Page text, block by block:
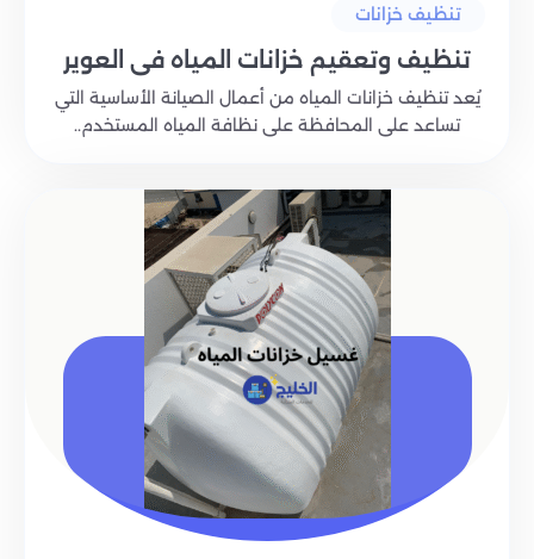
تنظيف خزانات
تنظيف وتعقيم خزانات المياه في العوير
يُعد تنظيف خزانات المياه من أعمال الصيانة الأساسية التي
تساعد على المحافظة على نظافة المياه المستخدم..